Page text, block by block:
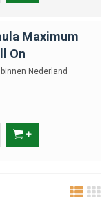
Maximum
On
Nederland